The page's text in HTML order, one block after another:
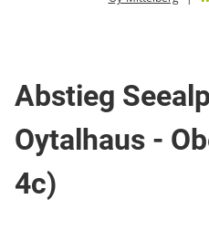
Abstieg
Oytalhaus -
4c)